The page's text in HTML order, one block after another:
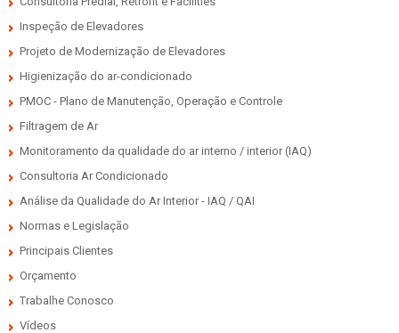
Inspeção de Elevadores
Projeto de Modernização de Elevadores
Higienização do ar-condicionado
PMOC - Plano de Manutenção, Operação e Controle
Filtragem de Ar
Monitoramento da qualidade do ar interno / interior (IAQ)
Consultoria Ar Condicionado
Análise da Qualidade do Ar Interior - IAQ / QAI
Normas e Legislação
Principais Clientes
Orçamento
Trabalhe Conosco
Vídeos